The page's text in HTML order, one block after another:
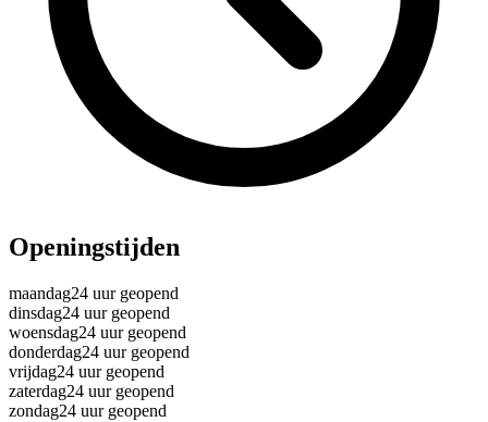
Openingstijden
maandag24 uur geopend
dinsdag24 uur geopend
woensdag24 uur geopend
donderdag24 uur geopend
vrijdag24 uur geopend
zaterdag24 uur geopend
zondag24 uur geopend